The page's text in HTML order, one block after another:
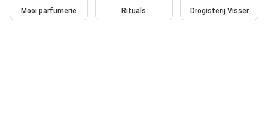
Mooi parfumerie Rituals Drogisterij Visser